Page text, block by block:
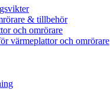
& tillbehör
och omrörare
värmeplattor och omrörare